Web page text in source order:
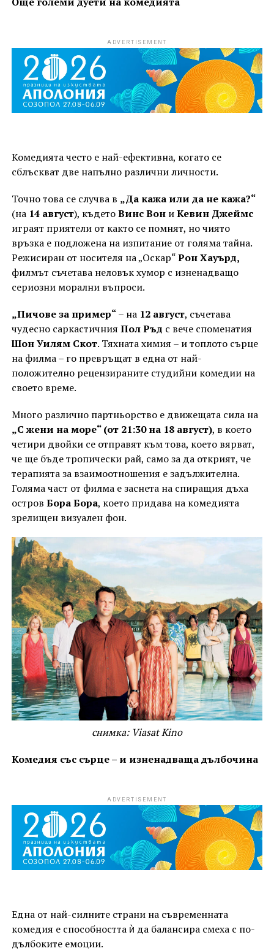
ADVERTISEMENT
Комедията често е най-ефективна, когато се
сблъскват две напълно различни личности.
Точно това се случва в „Да кажа или да не кажа?“
(на14 август), къдетоВинс ВониКевин Джеймс
играят приятели от както се помнят, но чиято
връзка е подложена на изпитание от голяма тайна.
Режисиран от носителя на „Оскар“Рон Хауърд,
филмът съчетава неловък хумор с изненадващо
сериозни морални въпроси.
„Пичове за пример“– на 12 август, съчетава
чудесно саркастичния Пол Ръд с вече споменатия
Шон Уилям Скот. Тяхната химия – и топлото сърце
на филма – го превръщат в една от най-
положително рецензираните студийни комедии на
своето време.
Много различно партньорство е движещата сила на
„С жени на море“ (от 21:30 на 18 август), в което
четири двойки се отправят към това, което вярват,
че ще бъде тропически рай, само за да открият, че
терапията за взаимоотношения е задължителна.
Голяма част от филма е заснета на спиращия дъха
остров Бора Бора, което придава на комедията
зрелищен визуален фон.
снимка: Viasat Kino
Комедия със сърце – и изненадваща дълбочина
ADVERTISEMENT
Една от най-силните страни на съвременната
комедия е способността ѝ да балансира смеха с по-
дълбоките емоции.